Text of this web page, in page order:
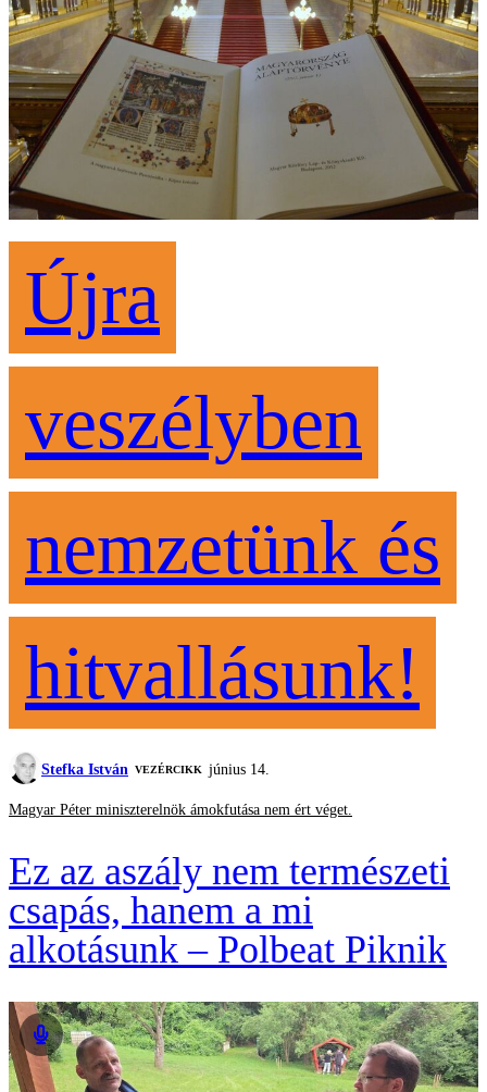
Újra
veszélyben
nemzetünk és
hitvallásunk!
Stefka István VEZÉRCIKK június 14.
Magyar Péter miniszterelnök ámokfutása nem ért véget.
Ez az aszály nem természeti
csapás, hanem a mi
alkotásunk – Polbeat Piknik